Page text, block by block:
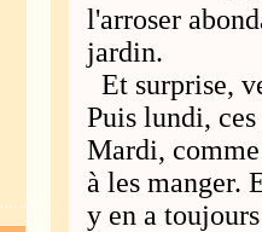
l'arroser
jardin.
Et surprise,
Puis lundi,
Mardi, comme
à les manger.
y en a